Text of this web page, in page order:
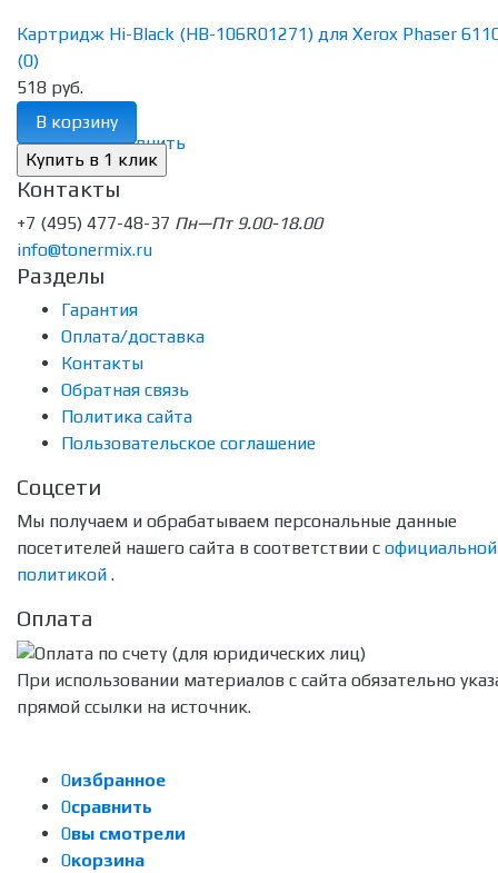
избранное сравнить
Картридж Hi-Black (HB-106R01271) для Xerox Phaser
(0)
518 руб.
В корзину
Контакты
+7 (495) 477-48-37 Пн—Пт 9.00-18.00
info@tonermix.ru
Разделы
Гарантия
Оплата/доставка
Контакты
Обратная связь
Политика сайта
Пользовательское соглашение
Соцсети
Мы получаем и обрабатываем персональные данные
посетителей нашего сайта в соответствии с официальной
политикой .
Оплата
При использовании материалов с сайта обязательно
прямой ссылки на источник.
0избранное
0сравнить
0вы смотрели
0корзина